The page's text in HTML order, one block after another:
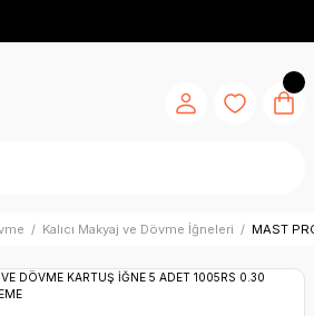
Kalıcı Makyaj ve Dövme İğneleri MAST